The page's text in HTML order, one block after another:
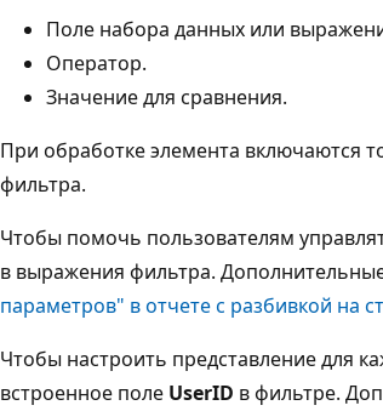
Поле набора данных или
Оператор.
Значение для сравнения.
При обработке элемента включаются
фильтра.
Чтобы помочь пользователям
в выражения фильтра.
параметров" в отчете с разбивкой на
Чтобы настроить представление для
встроенное поле UserID в фильтре.